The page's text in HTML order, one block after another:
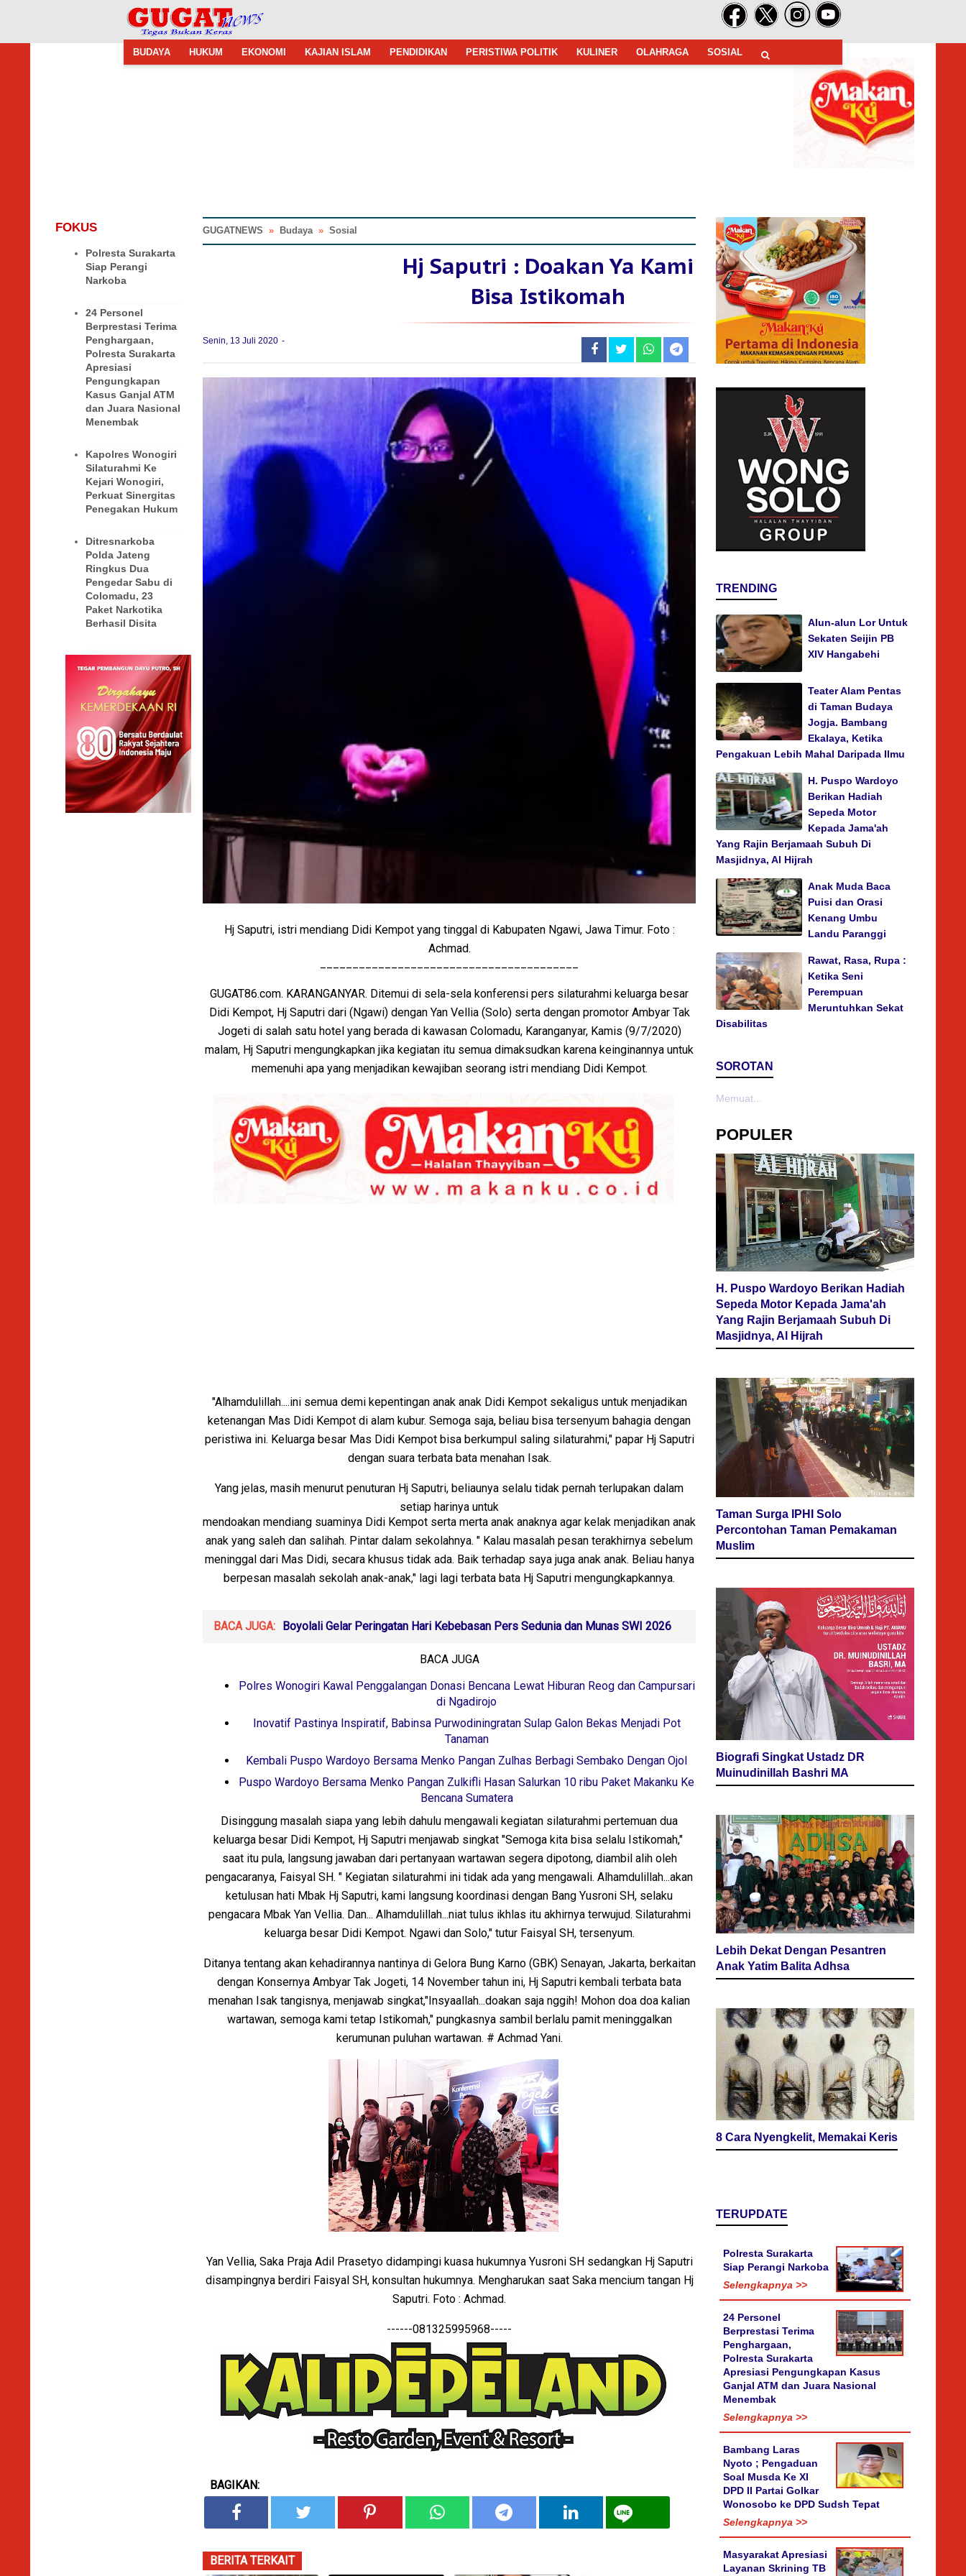
BUDAYA HUKUM EKONOMI KAJIAN ISLAM PENDIDIKAN PERISTIWA POLITIK KULINER OLAHRAGA SOSIAL
FOKUS
Polresta Surakarta
Siap Perangi
Narkoba
24 Personel
Berprestasi Terima
Penghargaan,
Polresta Surakarta
Apresiasi
Pengungkapan
Kasus Ganjal ATM
dan Juara Nasional
Menembak
Kapolres Wonogiri
Silaturahmi Ke
Kejari Wonogiri,
Perkuat Sinergitas
Penegakan Hukum
Ditresnarkoba
Polda Jateng
Ringkus Dua
Pengedar Sabu di
Colomadu, 23
Paket Narkotika
Berhasil Disita
GUGATNEWS » Budaya » Sosial
Hj Saputri : Doakan Ya Kami
Bisa Istikomah
Senin, 13 Juli 2020
Hj Saputri, istri mendiang Didi Kempot yang tinggal di Kabupaten Ngawi, Jawa Timur. Foto :
Achmad.
GUGAT86.com. KARANGANYAR. Ditemui di sela-sela konferensi pers silaturahmi keluarga besar
Didi Kempot, Hj Saputri dari (Ngawi) dengan Yan Vellia (Solo) serta dengan promotor Ambyar Tak
Jogeti di salah satu hotel yang berada di kawasan Colomadu, Karanganyar, Kamis (9/7/2020)
malam, Hj Saputri mengungkapkan jika kegiatan itu semua dimaksudkan karena keinginannya untuk
memenuhi apa yang menjadikan kewajiban seorang istri mendiang Didi Kempot.
"Alhamdulillah....ini semua demi kepentingan anak anak Didi Kempot sekaligus untuk menjadikan
ketenangan Mas Didi Kempot di alam kubur. Semoga saja, beliau bisa tersenyum bahagia dengan
peristiwa ini. Keluarga besar Mas Didi Kempot bisa berkumpul saling silaturahmi," papar Hj Saputri
dengan suara terbata bata menahan Isak.
Yang jelas, masih menurut penuturan Hj Saputri, beliaunya selalu tidak pernah terlupakan dalam
setiap harinya untuk
mendoakan mendiang suaminya Didi Kempot serta merta anak anaknya agar kelak menjadikan anak
anak yang saleh dan salihah. Pintar dalam sekolahnya. " Kalau masalah pesan terakhirnya sebelum
meninggal dari Mas Didi, secara khusus tidak ada. Baik terhadap saya juga anak anak. Beliau hanya
berpesan masalah sekolah anak-anak," lagi lagi terbata bata Hj Saputri mengungkapkannya.
BACA JUGA: Boyolali Gelar Peringatan Hari Kebebasan Pers Sedunia dan Munas SWI 2026
BACA JUGA
Polres Wonogiri Kawal Penggalangan Donasi Bencana Lewat Hiburan Reog dan Campursari
di Ngadirojo
Inovatif Pastinya Inspiratif, Babinsa Purwodiningratan Sulap Galon Bekas Menjadi Pot
Tanaman
Kembali Puspo Wardoyo Bersama Menko Pangan Zulhas Berbagi Sembako Dengan Ojol
Puspo Wardoyo Bersama Menko Pangan Zulkifli Hasan Salurkan 10 ribu Paket Makanku Ke
Bencana Sumatera
Disinggung masalah siapa yang lebih dahulu mengawali kegiatan silaturahmi pertemuan dua
keluarga besar Didi Kempot, Hj Saputri menjawab singkat "Semoga kita bisa selalu Istikomah,"
saat itu pula, langsung jawaban dari pertanyaan wartawan segera dipotong, diambil alih oleh
pengacaranya, Faisyal SH. " Kegiatan silaturahmi ini tidak ada yang mengawali. Alhamdulillah...akan
ketulusan hati Mbak Hj Saputri, kami langsung koordinasi dengan Bang Yusroni SH, selaku
pengacara Mbak Yan Vellia. Dan... Alhamdulillah...niat tulus ikhlas itu akhirnya terwujud. Silaturahmi
keluarga besar Didi Kempot. Ngawi dan Solo," tutur Faisyal SH, tersenyum.
Ditanya tentang akan kehadirannya nantinya di Gelora Bung Karno (GBK) Senayan, Jakarta, berkaitan
dengan Konsernya Ambyar Tak Jogeti, 14 November tahun ini, Hj Saputri kembali terbata bata
menahan Isak tangisnya, menjawab singkat,"Insyaallah...doakan saja nggih! Mohon doa doa kalian
wartawan, semoga kami tetap Istikomah," pungkasnya sambil berlalu pamit meninggalkan
kerumunan puluhan wartawan. # Achmad Yani.
Yan Vellia, Saka Praja Adil Prasetyo didampingi kuasa hukumnya Yusroni SH sedangkan Hj Saputri
disampingnya berdiri Faisyal SH, konsultan hukumnya. Mengharukan saat Saka mencium tangan Hj
Saputri. Foto : Achmad.
------081325995968-----
BAGIKAN:
BERITA TERKAIT
TRENDING
Alun-alun Lor Untuk
Sekaten Seijin PB
XIV Hangabehi
Teater Alam Pentas
di Taman Budaya
Jogja. Bambang
Ekalaya, Ketika
Pengakuan Lebih Mahal Daripada Ilmu
H. Puspo Wardoyo
Berikan Hadiah
Sepeda Motor
Kepada Jama'ah
Yang Rajin Berjamaah Subuh Di
Masjidnya, Al Hijrah
Anak Muda Baca
Puisi dan Orasi
Kenang Umbu
Landu Paranggi
Rawat, Rasa, Rupa :
Ketika Seni
Perempuan
Meruntuhkan Sekat
Disabilitas
SOROTAN
Memuat...
POPULER
H. Puspo Wardoyo Berikan Hadiah
Sepeda Motor Kepada Jama'ah
Yang Rajin Berjamaah Subuh Di
Masjidnya, Al Hijrah
Taman Surga IPHI Solo
Percontohan Taman Pemakaman
Muslim
Biografi Singkat Ustadz DR
Muinudinillah Bashri MA
Lebih Dekat Dengan Pesantren
Anak Yatim Balita Adhsa
8 Cara Nyengkelit, Memakai Keris
TERUPDATE
Polresta Surakarta
Siap Perangi Narkoba
Selengkapnya >>
24 Personel
Berprestasi Terima
Penghargaan,
Polresta Surakarta
Apresiasi Pengungkapan Kasus
Ganjal ATM dan Juara Nasional
Menembak
Selengkapnya >>
Bambang Laras
Nyoto ; Pengaduan
Soal Musda Ke XI
DPD II Partai Golkar
Wonosobo ke DPD Sudsh Tepat
Selengkapnya >>
Masyarakat Apresiasi
Layanan Skrining TB